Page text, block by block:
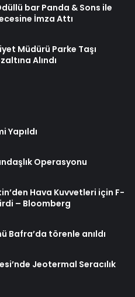
bar Panda & Sons ile
İmza Attı
Müdürü Parke Taşı
Alındı
Yapıldı
Operasyonu
Hava Kuvvetleri için F-
– Bloomberg
Bafra’da törenle anıldı
Jeotermal Seracılık